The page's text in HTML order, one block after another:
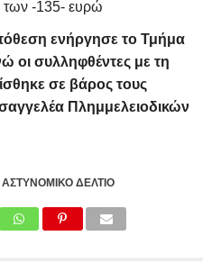
των -135- ευρώ
ενήργησε το Τμήμα
οι συλληφθέντες με τη
σε βάρος τους
Πλημμελειοδικών
ΑΣΤΥΝΟΜΙΚΌ ΔΕΛΤΊΟ